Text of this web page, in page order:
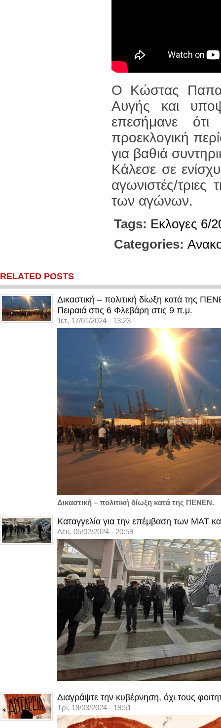
Ο Κώστας
Αυγής και
επεσήμανε
προεκλογική
για βαθιά
Κάλεσε σε
αγωνιστές/
των αγώνων.
Tags: Εκλογες 6/
Categories:
RELATED POSTS
Δικαστική – πολιτική δίωξη κατά της
Πειραιά στις 6 Φλεβάρη στις 9 π.μ.
Τετ, 17/01/2024 - 13:23
Δικαστική – πολιτική δίωξη κατά της ΠΕΝΕΝ.
Καταγγελία για την επέμβαση των ΜΑΤ
Δευ, 05/02/2024 - 20:59
Διαγράψτε την κυβέρνηση, όχι τους
Τρί, 19/03/2024 - 19:51